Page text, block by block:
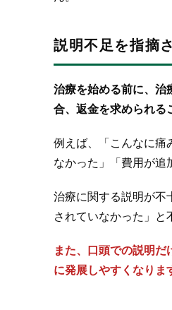
説明不足を指摘
治療を始める前に、治
合、返金を求められる
例えば、「こんなに痛
なかった」「費用が追
治療に関する説明が不
されていなかった」と
また、口頭での説明
に発展しやすくなりま